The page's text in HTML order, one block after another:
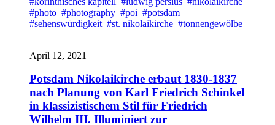
#photo #photography #poi #potsdam
#sehenswürdigkeit #st. nikolaikirche #tonnengewölbe
April 12, 2021
Potsdam Nikolaikirche erbaut 1830-1837
nach Planung von Karl Friedrich Schinkel
in klassizistischem Stil für Friedrich
Wilhelm III. Illuminiert zur